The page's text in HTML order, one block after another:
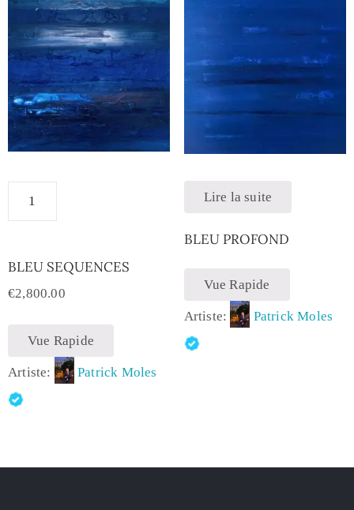
BLEU SEQUENCES
€2,800.00
Vue Rapide
Artiste: Patrick Moles
Lire la suite
BLEU PROFOND
Vue Rapide
Artiste: Patrick Moles